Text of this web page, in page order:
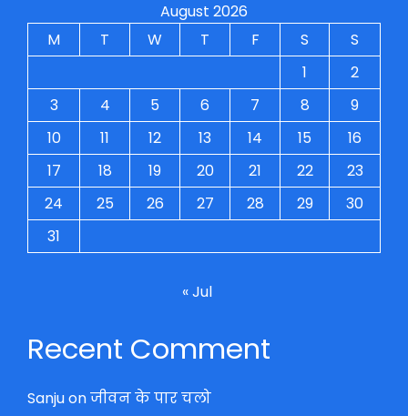
August 2026
M
T W T F S
S
1
2
3
4 5 6 7 8
9
10
11 12 13 14 15
16
17
18 19 20 21 22
23
24
25 26 27 28 29
30
31
« Jul
Recent Comment
Sanjuonजीवन के पार चलो